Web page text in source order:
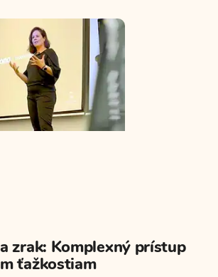
zrak: Komplexný prístup
ťažkostiam